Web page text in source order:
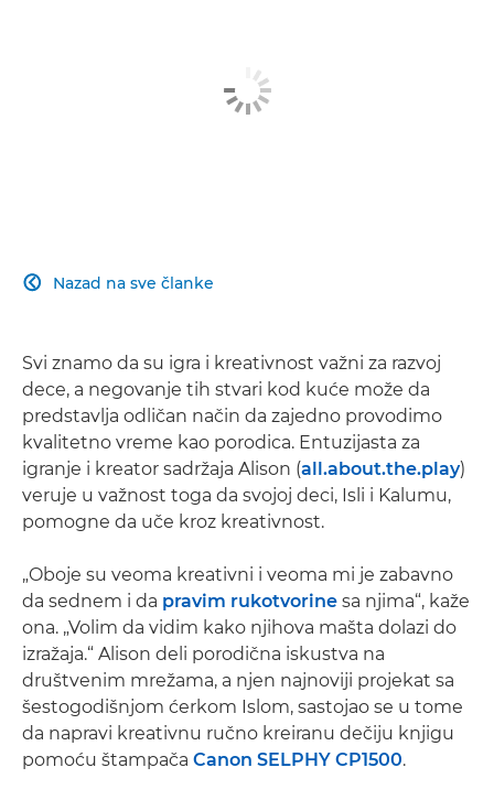
Nazad na sve članke

Svi znamo da su igra i kreativnost važni za razvoj
dece, a negovanje tih stvari kod kuće može da
predstavlja odličan način da zajedno provodimo
kvalitetno vreme kao porodica. Entuzijasta za
igranje i kreator sadržaja Alison (all.about.the.play)
veruje u važnost toga da svojoj deci, Isli i Kalumu,
pomogne da uče kroz kreativnost.
„Oboje su veoma kreativni i veoma mi je zabavno
da sednem i da pravim rukotvorine sa njima“, kaže
ona. „Volim da vidim kako njihova mašta dolazi do
izražaja.“ Alison deli porodična iskustva na
društvenim mrežama, a njen najnoviji projekat sa
šestogodišnjom ćerkom Islom, sastojao se u tome
da napravi kreativnu ručno kreiranu dečiju knjigu
pomoću štampača Canon SELPHY CP1500.